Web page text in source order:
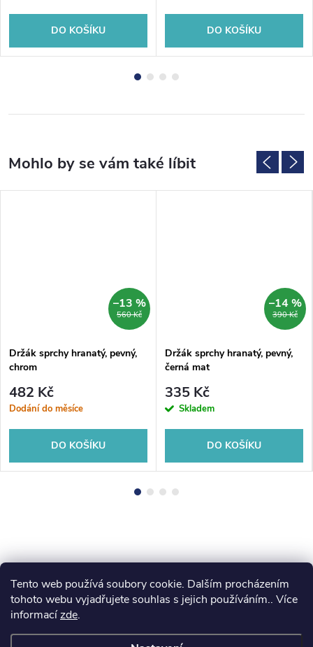
Tento web používá soubory cookie. Dalším procházením
tohoto webu vyjadřujete souhlas s jejich používáním.. Více
informacízde.
DO KOŠÍKU DO KOŠÍKU
560 Kč
–13 %
Držák sprchy hranatý, pevný,
chrom
482 Kč
Dodání do měsíce
DO KOŠÍKU
390 Kč
–14 %
Držák sprchy hranatý, pevný,
černá mat
335 Kč
Skladem
DO KOŠÍKU
Z
á
koupelny-sanita.cz kupelne-online.sk